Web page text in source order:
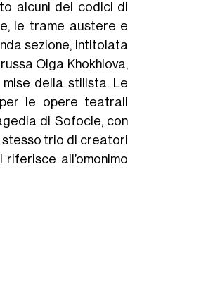
alcuni dei codici di
le trame austere e
sezione, intitolata
Olga Khokhlova,
della stilista. Le
per le opere teatrali
di Sofocle, con
stesso trio di creatori
all’omonimo